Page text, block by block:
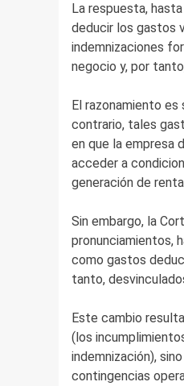
La respuesta,
deducir los gastos
indemnizaciones
negocio y, por
El razonamiento
contrario, tales
en que la empresa
acceder a
generación de
Sin embargo, la
pronunciamientos,
como gastos
tanto,
Este cambio
(los
indemnización),
contingencias